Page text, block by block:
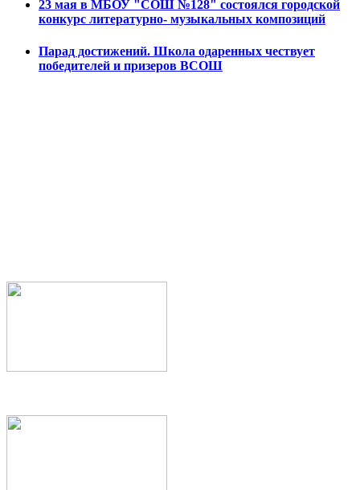
23 мая в МБОУ "СОШ №128" состоялся городской
конкурс литературно- музыкальных композиций
Парад достижений. Школа одаренных чествует
победителей и призеров ВСОШ